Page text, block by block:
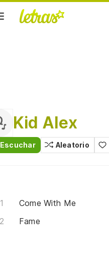
Kid Alex
Escuchar Aleatorio
Come With Me
Fame